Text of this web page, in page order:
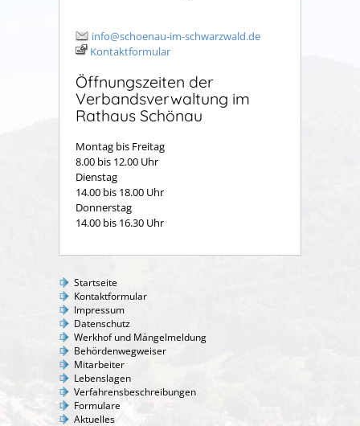
info@schoenau-im-schwarzwald.de
Kontaktformular
Öffnungszeiten der
Verbandsverwaltung im
Rathaus Schönau
Montag bis Freitag
8.00 bis 12.00 Uhr
Dienstag
14.00 bis 18.00 Uhr
Donnerstag
14.00 bis 16.30 Uhr
Startseite
Kontaktformular
Impressum
Datenschutz
Werkhof und Mängelmeldung
Behördenwegweiser
Mitarbeiter
Lebenslagen
Verfahrensbeschreibungen
Formulare
Aktuelles